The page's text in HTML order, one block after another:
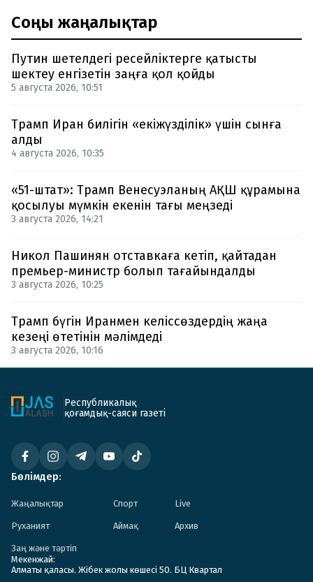
Соңғы жаңалықтар
Путин шетелдегі ресейліктерге қатысты
шектеу енгізетін заңға қол қойды
5 августа 2026, 10:51
Трамп Иран билігін «екіжүзділік» үшін сынға
алды
4 августа 2026, 10:35
«51-штат»: Трамп Венесуэланың АҚШ құрамына
қосылуы мүмкін екенін тағы меңзеді
3 августа 2026, 14:21
Никол Пашинян отставкаға кетіп, қайтадан
премьер-министр болып тағайындалды
3 августа 2026, 10:25
Трамп бүгін Иранмен келіссөздердің жаңа
кезеңі өтетінін мәлімдеді
3 августа 2026, 10:16
Республикалық
қоғамдық-саяси газеті
Бөлімдер:
Жаңалықтар Спорт Live
Руханият Аймақ Архив
Заң және тәртіп
Мекенжай:
Алматы қаласы. Жібек жолы көшесі 50. БЦ Квартал